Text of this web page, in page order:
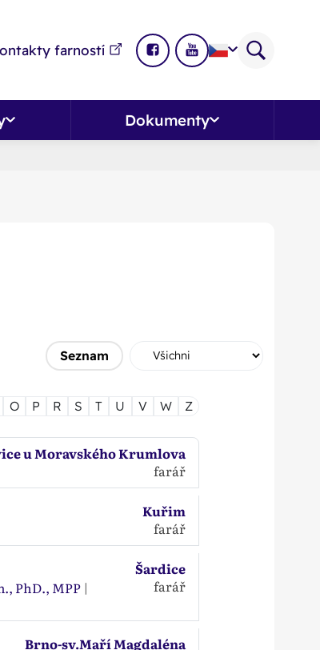
Dokumenty
farností
Seznam
O P R S T U V W Z
u Moravského Krumlova
farář
Kuřim
farář
PhD., MPP|
Šardice
farář
Brno-sv.Maří Magdaléna